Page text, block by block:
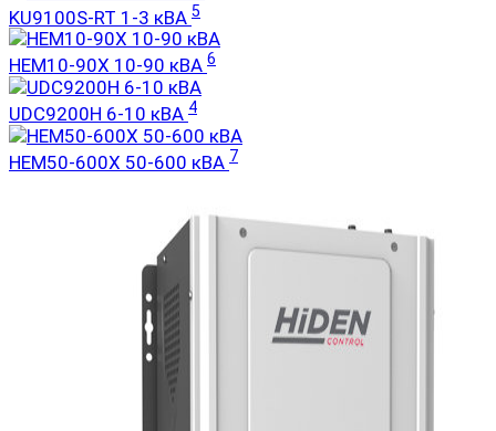
KU9100S-RT 1-3 кВА 5
HEM10-90X 10-90 кВА 6
UDC9200H 6-10 кВА 4
HEM50-600X 50-600 кВА 7